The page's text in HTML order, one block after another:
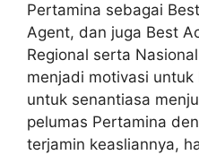
Pertamina sebagai
Agent, dan juga Best
Regional serta
menjadi motivasi untuk
untuk senantiasa
pelumas Pertamina
terjamin keasliannya,